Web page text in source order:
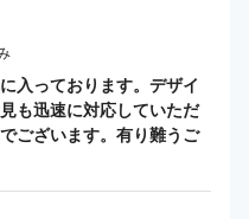
入っております。デザイ
も迅速に対応していただ
ございます。有り難うご